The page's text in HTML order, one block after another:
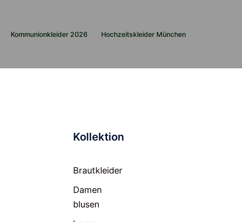
Kommunionkleider 2026 Hochzeitskleider München
Kollektion
Brautkleider
Damen
blusen